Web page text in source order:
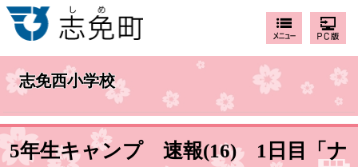
志免西小学校
5年生キャンプ 速報(16) 1日目「ナ